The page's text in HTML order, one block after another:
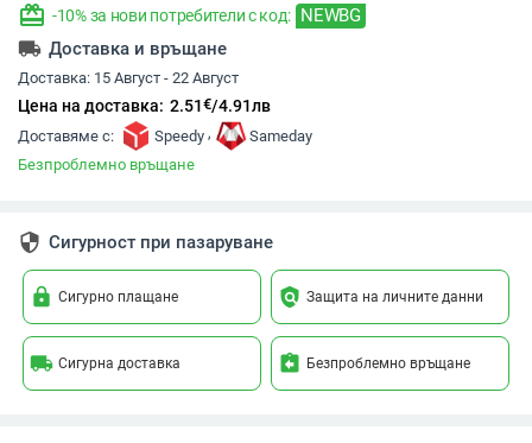
redeem -10% за нови потребители с код: NEWBG
local_shipping Доставка и връщане
Доставка: 15 Август - 22 Август
Цена на доставка: 2.51€/4.91лв
Доставяме с: Speedy ,
Sameday
Безпроблемно връщане
security Сигурност при пазаруване
lock Сигурно плащане policy Защита на личните данни
local_shipping Сигурна доставка assignment_return Безпроблемно връщане